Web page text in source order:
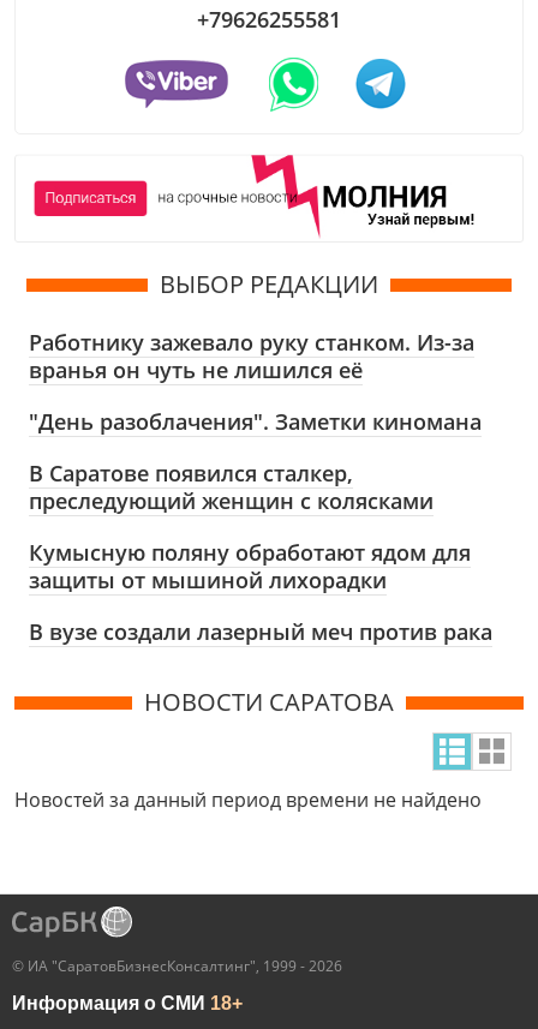
+79626255581
ВЫБОР РЕДАКЦИИ
Работнику зажевало руку станком. Из-за
вранья он чуть не лишился её
"День разоблачения". Заметки киномана
В Саратове появился сталкер,
преследующий женщин с колясками
Кумысную поляну обработают ядом для
защиты от мышиной лихорадки
В вузе создали лазерный меч против рака
НОВОСТИ САРАТОВА
Новостей за данный период времени не найдено
© ИА "СаратовБизнесКонсалтинг", 1999 - 2026
Информация о СМИ 18+